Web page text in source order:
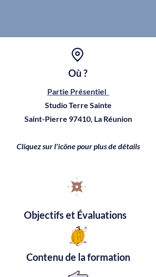
Où ?
Partie Présentiel
Studio Terre Sainte
Saint-Pierre 97410, La Réunion
Cliquez sur l'icône pour plus de détails
Objectifs et Évaluations
Contenu de la formation